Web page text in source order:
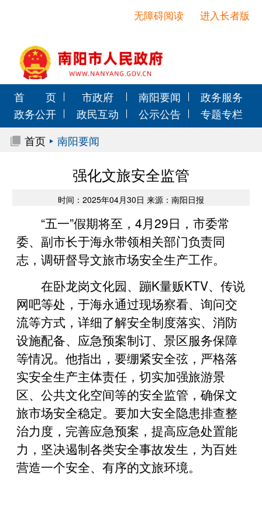
进入长者版
无障碍阅读
首 页 市政府 南阳要闻
政务服务
政务公开
政民互动 公示公告
专题专栏
首页
南阳要闻
强化文旅安全监管
时间：2025年04月30日 来源：南阳日报
“五一”假期将至，4月29日，市委常
委、副市长于海永带领相关部门负责同
志，调研督导文旅市场安全生产工作。
在卧龙岗文化园、蹦K量贩KTV、传说
网吧等处，于海永通过现场察看、询问交
流等方式，详细了解安全制度落实、消防
设施配备、应急预案制订、景区服务保障
等情况。他指出，要绷紧安全弦，严格落
实安全生产主体责任，切实加强旅游景
区、公共文化空间等的安全监管，确保文
旅市场安全稳定。要加大安全隐患排查整
治力度，完善应急预案，提高应急处置能
力，坚决遏制各类安全事故发生，为百姓
营造一个安全、有序的文旅环境。